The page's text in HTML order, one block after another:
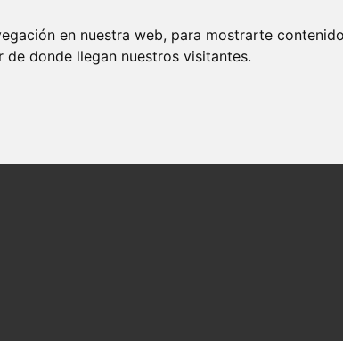
en nuestra web, para mostrarte
donde llegan nuestros visitantes.